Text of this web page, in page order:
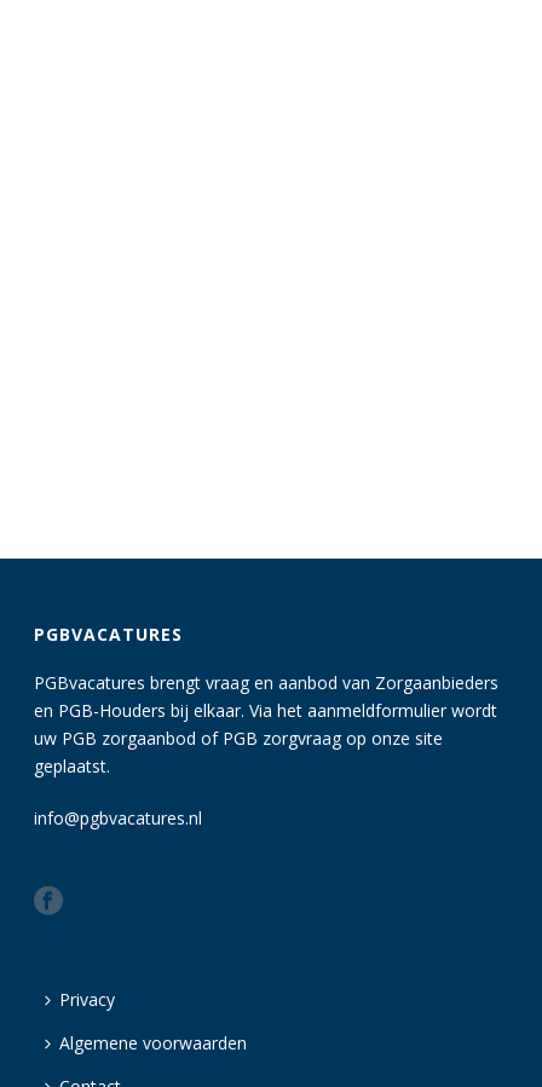
PGBVACATURES
PGBvacatures brengt vraag en aanbod van Zorgaanbieders
en PGB-Houders bij elkaar. Via het aanmeldformulier wordt
uw PGB zorgaanbod of PGB zorgvraag op onze site
geplaatst.
info@pgbvacatures.nl
Privacy
Algemene voorwaarden